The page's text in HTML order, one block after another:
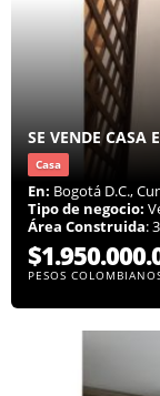
SE VENDE CASA
Casa
En: Bogotá D.C.,
Tipo de negocio:
Área Construida:
PESOS